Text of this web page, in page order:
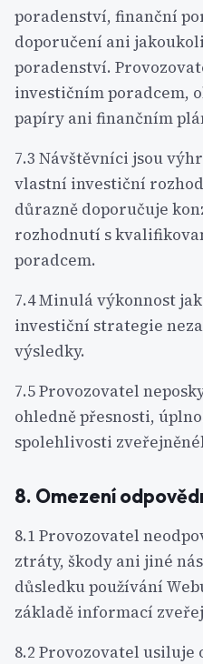
poradenství, finanční
doporučení ani
poradenství.
investičním poradcem,
papíry ani finančním
7.3 Návštěvníci jsou
vlastní investiční
důrazně doporučuje
rozhodnutí s
poradcem.
7.4 Minulá výkonnost
investiční strategie
výsledky.
7.5 Provozovatel
ohledně přesnosti,
spolehlivosti
8. Omezení
8.1 Provozovatel
ztráty, škody ani jiné
důsledku používání
základě informací
8.2 Provozovatel